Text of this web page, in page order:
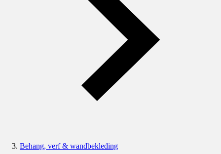
Behang, verf & wandbekleding